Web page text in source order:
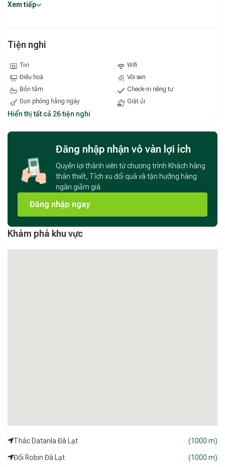
ăn ấm áp. Ngoài ra, máy giặt và hệ thống máy nước nóng
được bố trí sẵn, mang lại sự thuận tiện tối đa trong sinh hoạt
hằng ngày. Với đầy đủ tiện ích cần thiết, Mck Homestay Dalat
– Căn 302 là lựa chọn lý tưởng cho chuyến nghỉ dưỡng ngắn
ngày hay lưu trú dài ngày tại thành phố sương mù.
Xem tiếp
Tiện nghi
Tivi
Wifi
Điều hoà
Vòi sen
Bồn tắm
Check-in riêng tư
Dọn phòng hằng ngày
Giặt ủi
Hiển thị tất cả 26 tiện nghi
Đăng nhập nhận vô vàn lợi ích
Quyền lợi thành viên từ chương trình Khách hàng
thân thiết, Tích xu đổi quà và tận hưởng hàng
ngàn giảm giá
Đăng nhập ngay
Khám phá khu vực
Thác Datanla Đà Lạt (1000 m)
Đồi Robin Đà Lạt (1000 m)